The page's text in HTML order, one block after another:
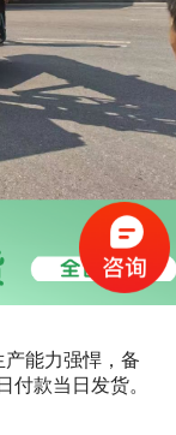
能力强悍，备
付款当日发货。